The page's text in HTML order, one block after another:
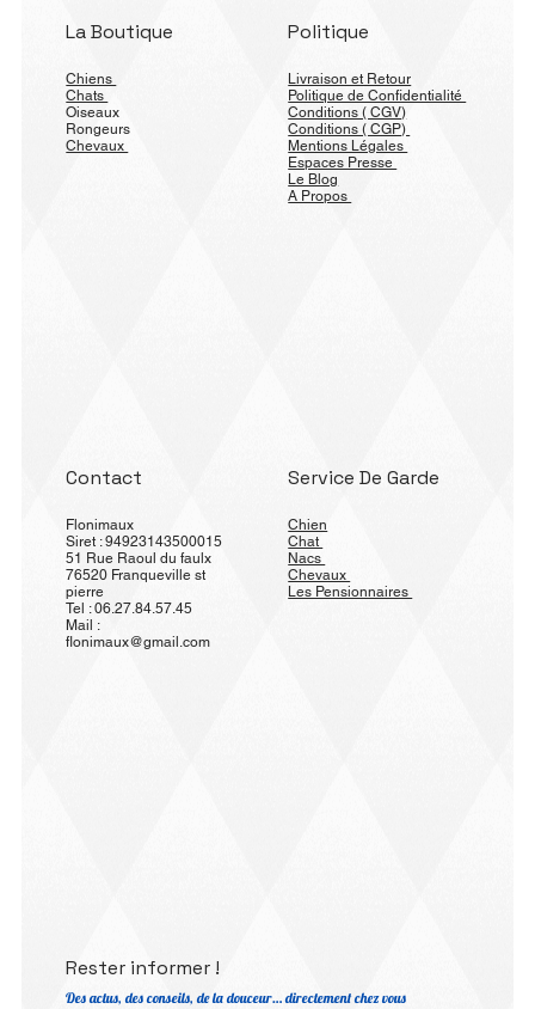
La Boutique
Chiens
Chats
Oiseaux
Rongeurs
Chevaux
Politique
Livraison et Retour
Politique de Confidentialité
Conditions ( CGV)
Conditions ( CGP)
Mentions Légales
Espaces Presse
Le Blog
A Propos
Contact
Flonimaux
Siret : 94923143500015
51 Rue Raoul du faulx
76520 Franqueville st
pierre
Tel : 06.27.84.57.45
Mail :
flonimaux@gmail.com
Service De Garde
Chien
Chat
Nacs
Chevaux
Les Pensionnaires
Rester informer !
Des actus, des conseils, de la douceur… directement chez vous